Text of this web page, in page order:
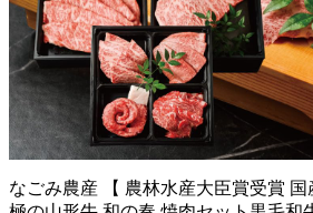
なごみ農産 【 農林水産大臣賞受賞 国